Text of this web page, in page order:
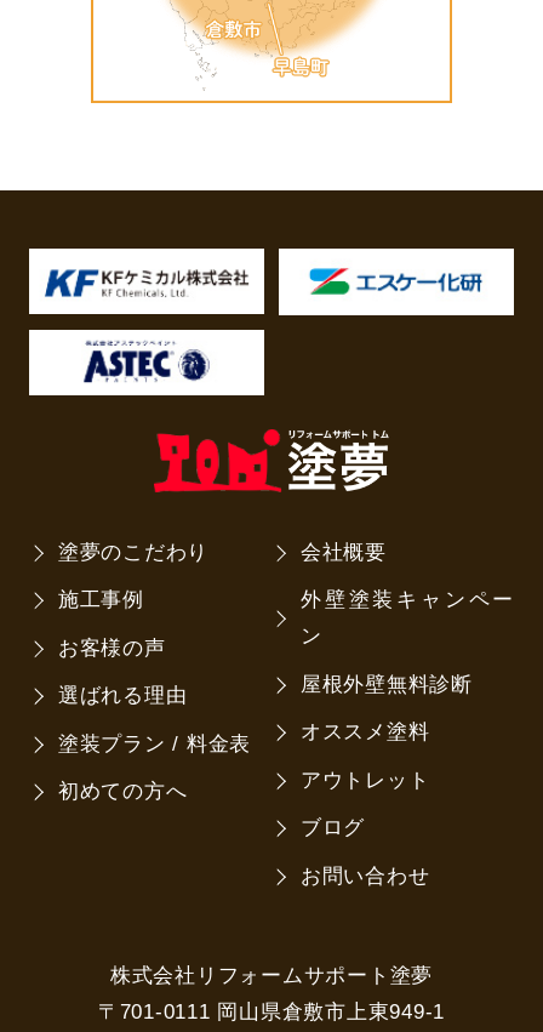
塗夢のこだわり
施工事例
お客様の声
選ばれる理由
塗装プラン / 料金表
初めての方へ
会社概要
外壁塗装キャンペー
ン
屋根外壁無料診断
オススメ塗料
アウトレット
ブログ
お問い合わせ
株式会社リフォームサポート塗夢
〒701-0111 岡山県倉敷市上東949-1